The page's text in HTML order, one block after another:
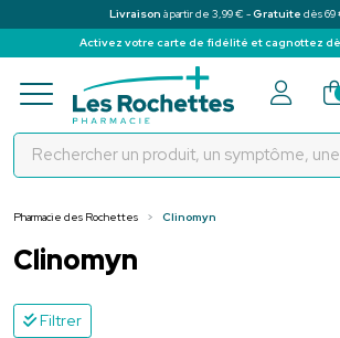
Livraison à partir de 3,99 € -Gratuite dès 69
Activez votre carte de fidélité et cagnottez
Pharmacie
Pharmacie des Rochettes Clinomyn
Clinomyn
Filtrer